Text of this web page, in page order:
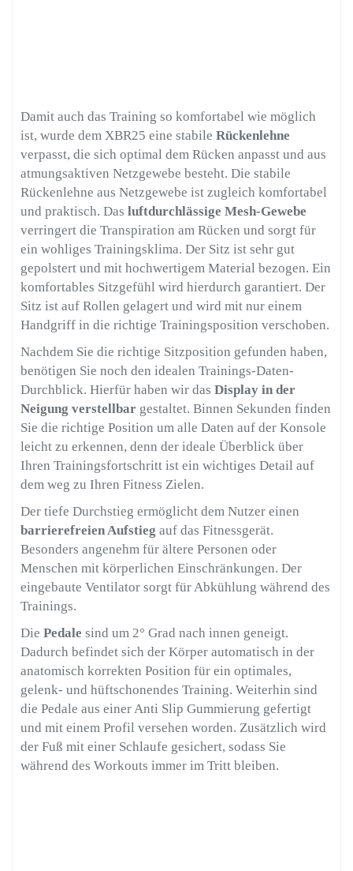
Damit auch das Training so komfortabel wie möglich
ist, wurde dem XBR25 eine stabile Rückenlehne
verpasst, die sich optimal dem Rücken anpasst und aus
atmungsaktiven Netzgewebe besteht. Die stabile
Rückenlehne aus Netzgewebe ist zugleich komfortabel
und praktisch. Das luftdurchlässige Mesh-Gewebe
verringert die Transpiration am Rücken und sorgt für
ein wohliges Trainingsklima. Der Sitz ist sehr gut
gepolstert und mit hochwertigem Material bezogen. Ein
komfortables Sitzgefühl wird hierdurch garantiert. Der
Sitz ist auf Rollen gelagert und wird mit nur einem
Handgriff in die richtige Trainingsposition verschoben.
Nachdem Sie die richtige Sitzposition gefunden haben,
benötigen Sie noch den idealen Trainings-Daten-
Durchblick. Hierfür haben wir das Display in der
Neigung verstellbar gestaltet. Binnen Sekunden finden
Sie die richtige Position um alle Daten auf der Konsole
leicht zu erkennen, denn der ideale Überblick über
Ihren Trainingsfortschritt ist ein wichtiges Detail auf
dem weg zu Ihren Fitness Zielen.
Der tiefe Durchstieg ermöglicht dem Nutzer einen
barrierefreien Aufstieg auf das Fitnessgerät.
Besonders angenehm für ältere Personen oder
Menschen mit körperlichen Einschränkungen. Der
eingebaute Ventilator sorgt für Abkühlung während des
Trainings.
Die Pedale sind um 2° Grad nach innen geneigt.
Dadurch befindet sich der Körper automatisch in der
anatomisch korrekten Position für ein optimales,
gelenk- und hüftschonendes Training. Weiterhin sind
die Pedale aus einer Anti Slip Gummierung gefertigt
und mit einem Profil versehen worden. Zusätzlich wird
der Fuß mit einer Schlaufe gesichert, sodass Sie
während des Workouts immer im Tritt bleiben.